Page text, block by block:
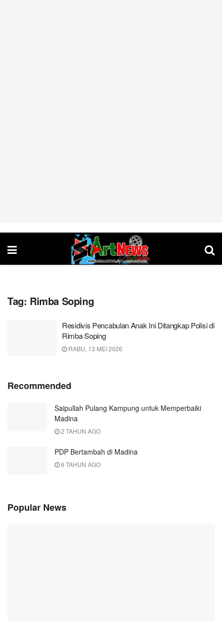
Tag: Rimba Soping
Residivis Pencabulan Anak Ini Ditangkap Polisi di
Rimba Soping
RABU, 13 MEI 2026
Recommended
Saipullah Pulang Kampung untuk Memperbaiki
Madina
2 TAHUN AGO
PDP Bertambah di Madina
6 TAHUN AGO
Popular News